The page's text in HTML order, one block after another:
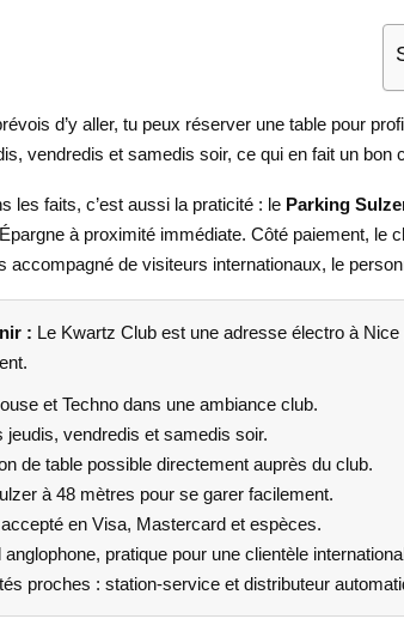
d’y aller, tu peux réserver une table pour
vendredis et samedis soir, ce qui en fait un
les faits, c’est aussi la praticité : le Parking
à proximité immédiate. Côté paiement,
accompagné de visiteurs internationaux, le
: Le Kwartz Club est une adresse électro à
et Techno dans une ambiance club.
jeudis, vendredis et samedis soir.
de table possible directement auprès du club.
à 48 mètres pour se garer facilement.
en Visa, Mastercard et espèces.
anglophone, pratique pour une clientèle
proches : station-service et distributeur